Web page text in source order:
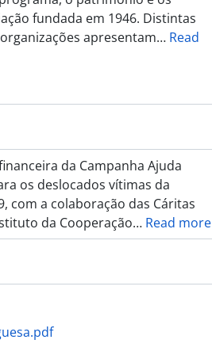
- 2020
Sociais, 2018 - 2019
fundada em 1946. Distintas
apresentam… Read
da Campanha Ajuda
os deslocados vítimas da
com a colaboração das Cáritas
da Cooperação… Read more